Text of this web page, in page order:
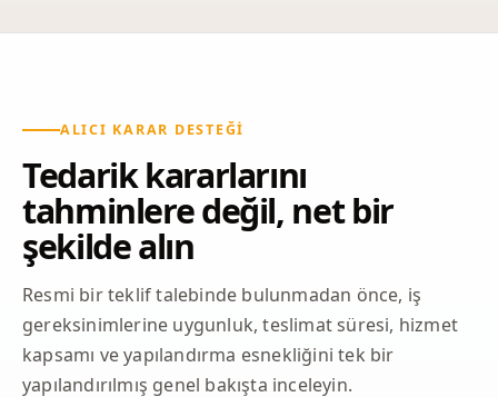
ALICI KARAR DESTEĞI
Tedarik kararlarını
tahminlere değil, net bir
şekilde alın
Resmi bir teklif talebinde bulunmadan önce, iş
gereksinimlerine uygunluk, teslimat süresi, hizmet
kapsamı ve yapılandırma esnekliğini tek bir
yapılandırılmış genel bakışta inceleyin.